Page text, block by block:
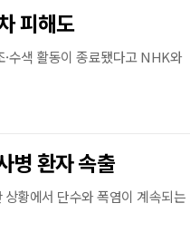
피해도
수색 활동이 종료됐다고 NHK와
병 환자 속출
황에서 단수와 폭염이 계속되는